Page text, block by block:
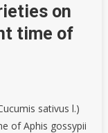
on
time of
sativus l.)
of Aphis gossypii